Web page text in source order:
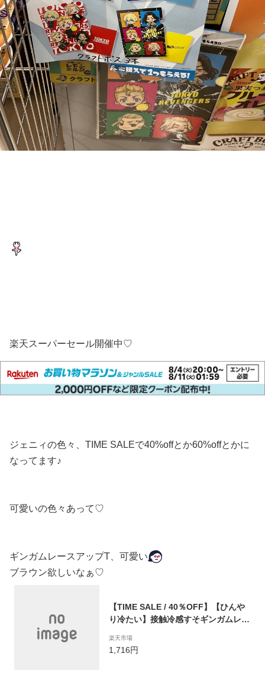
楽天スーパーセール開催中♡
ジェニィの色々、TIME SALEで40%offとか60%offとかに
なってます♪
可愛いの色々あって♡
ギンガムレースアップT、可愛い
ブラウン欲しいなぁ♡
【TIME SALE / 40％OFF】【ひんや
り冷たい】接触冷感すそギンガムレー
ニィラブ jenni ジェニィ キッズ ジュ
ニア 女の子 子供服 通学 トップス 半
楽天市場
1,716円